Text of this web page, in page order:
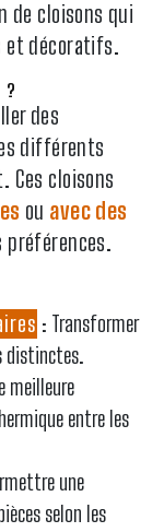
de cloisons qui
et décoratifs.
?
des
différents
Ces cloisons
ou avec des
préférences.
: Transformer
distinctes.
meilleure
entre les
une
selon les